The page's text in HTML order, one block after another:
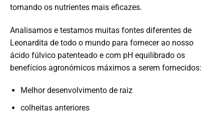
tornando os nutrientes mais eficazes.
Analisamos e testamos muitas fontes diferentes de
Leonardita de todo o mundo para fornecer ao nosso
ácido fúlvico patenteado e com pH equilibrado os
benefícios agronómicos máximos a serem fornecidos:
Melhor desenvolvimento de raiz
colheitas anteriores